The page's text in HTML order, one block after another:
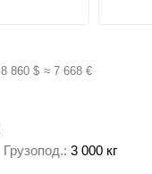
8 860 $ ≈ 7 668 €
Грузопод. 3 000 кг